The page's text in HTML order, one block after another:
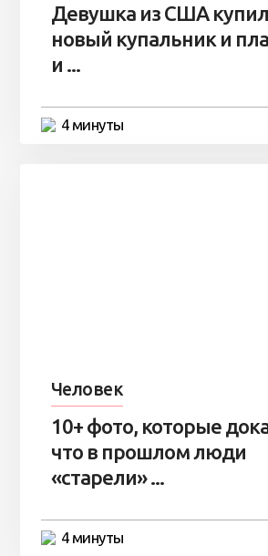
Девушка из США
новый купальник и
и ...
4 минуты
Человек
10+ фото, которые
что в прошлом люди
«старели» ...
4 минуты